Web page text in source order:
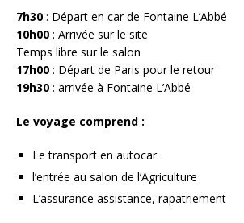
7h30 : Départ en car de Fontaine L’Abbé
10h00 : Arrivée sur le site
Temps libre sur le salon
17h00 : Départ de Paris pour le retour
19h30 : arrivée à Fontaine L’Abbé
Le voyage comprend :
Le transport en autocar
l’entrée au salon de l’Agriculture
L’assurance assistance, rapatriement